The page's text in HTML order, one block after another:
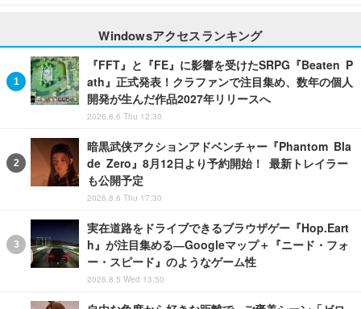
Windowsアクセスランキング
『FFT』と『FE』に影響を受けたSRPG『Beaten P
ath』正式発表！クラファンで注目集め、数年の個人
開発が生んだ作品2027年リリースへ
2026.8.6 Thu 12:30
暗黒武侠アクションアドベンチャー『Phantom Bla
de Zero』8月12日より予約開始！ 最新トレイラー
も公開予定
2026.8.6 Thu 17:30
実在道路をドライブできるブラウザゲー『Hop.Eart
h』が注目集める―Googleマップ＋『ニード・フォ
ー・スピード』のようなゲーム性
2026.8.5 Wed 13:50